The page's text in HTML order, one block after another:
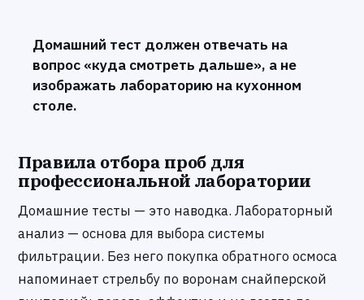
Домашний тест должен отвечать на
вопрос «куда смотреть дальше», а не
изображать лабораторию на кухонном
столе.
Правила отбора проб для
профессиональной лаборатории
Домашние тесты — это наводка. Лабораторный
анализ — основа для выбора системы
фильтрации. Без него покупка обратного осмоса
напоминает стрельбу по воронам снайперской